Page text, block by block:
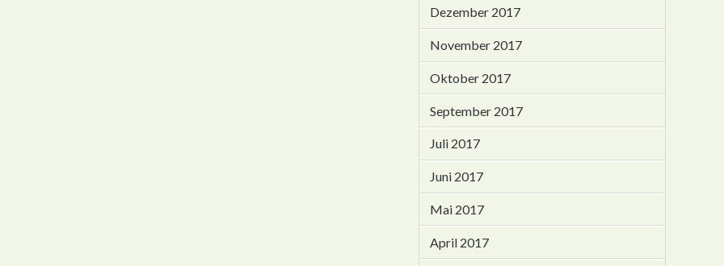
Dezember 2017
November 2017
Oktober 2017
September 2017
Juli 2017
Juni 2017
Mai 2017
April 2017